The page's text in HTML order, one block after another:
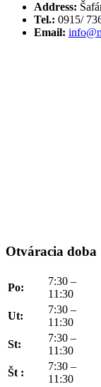
Address:
Tel.: 0915/
Email:
Otváracia doba
Po:
7:30 –
11:30
Ut:
7:30 –
11:30
St:
7:30 –
11:30
Št :
7:30 –
11:30